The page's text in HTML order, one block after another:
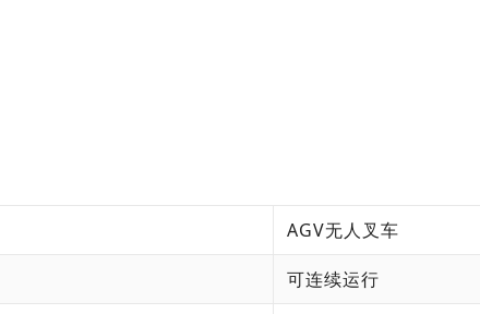
AGV无人叉车
可连续运行